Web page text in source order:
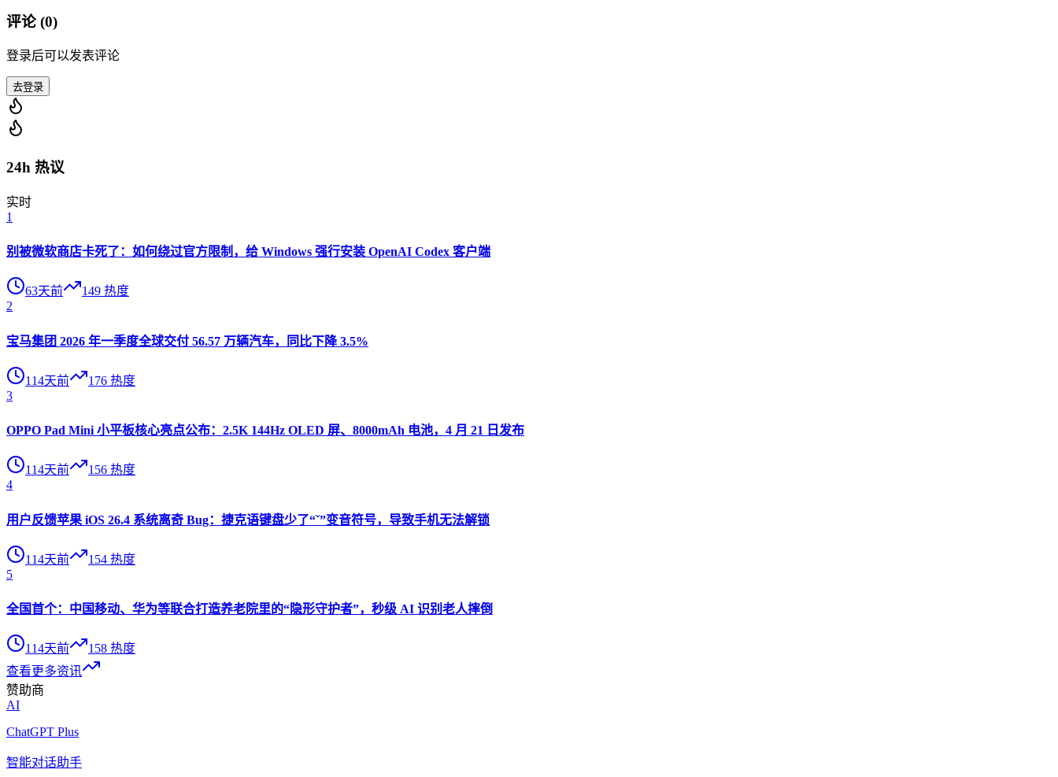
评论 (0)
登录后可以发表评论
去登录
24h 热议
实时
1
别被微软商店卡死了：如何绕过官方限制，给 Windows 强行安装 OpenAI Codex 客户端
63天前 149 热度
2
宝马集团 2026 年一季度全球交付 56.57 万辆汽车，同比下降 3.5%
114天前 176 热度
3
OPPO Pad Mini 小平板核心亮点公布：2.5K 144Hz OLED 屏、8000mAh 电池，4 月 21 日发布
114天前 156 热度
4
用户反馈苹果 iOS 26.4 系统离奇 Bug：捷克语键盘少了“ˇ”变音符号，导致手机无法解锁
114天前 154 热度
5
全国首个：中国移动、华为等联合打造养老院里的“隐形守护者”，秒级 AI 识别老人摔倒
114天前 158 热度
查看更多资讯
赞助商
AI
ChatGPT Plus
智能对话助手